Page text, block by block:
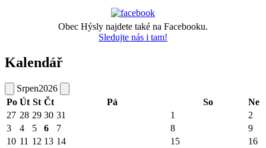
Obec Hýsly najdete také na Facebooku.
Sledujte nás i tam!
Kalendář
Srpen2026
Po Út St Čt Pá So
Ne
27 28 29 30 31 1
2
3
4 5 6 7 8
9
10 11 12 13 14 15 16